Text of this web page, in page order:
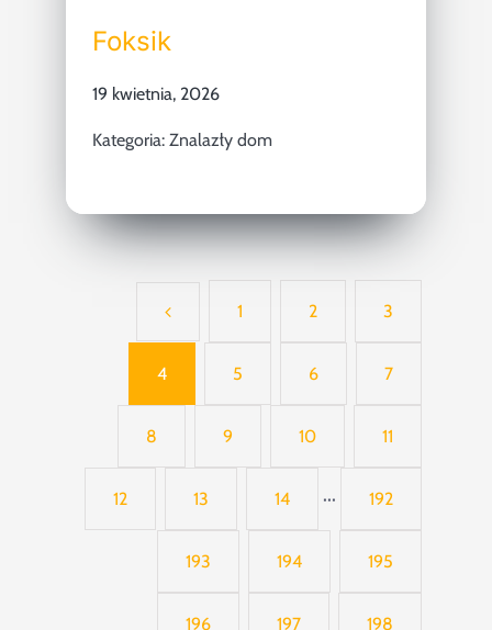
Foksik
19 kwietnia, 2026
Kategoria: Znalazły dom
1 2 3
4 5 6 7
8 9 10 11
12 13 14 ··· 192
193 194 195
196 197 198